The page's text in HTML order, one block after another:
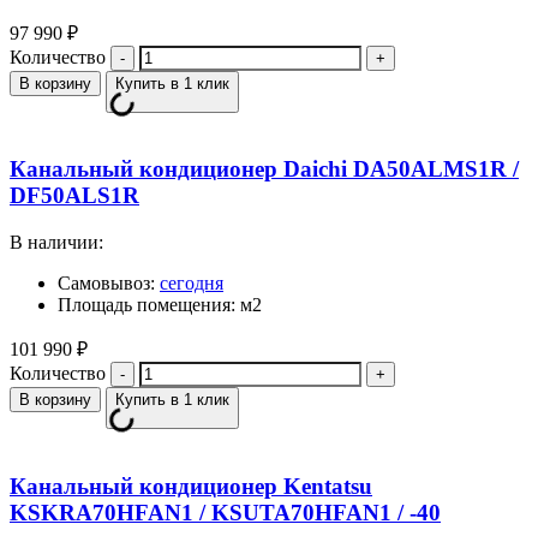
97 990 ₽
Количество
В корзину Купить в 1 клик
Канальный кондиционер Daichi DA50ALMS1R /
DF50ALS1R
В наличии:
Самовывоз: сегодня
Площадь помещения: м2
101 990 ₽
Количество
В корзину Купить в 1 клик
Канальный кондиционер Kentatsu
KSKRA70HFAN1 / KSUTA70HFAN1 / -40